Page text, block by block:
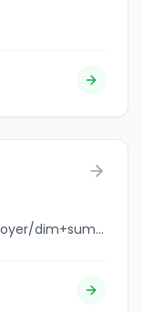
jobbank.gc.ca/browsejobs/employer/dim+sum+garden/ca